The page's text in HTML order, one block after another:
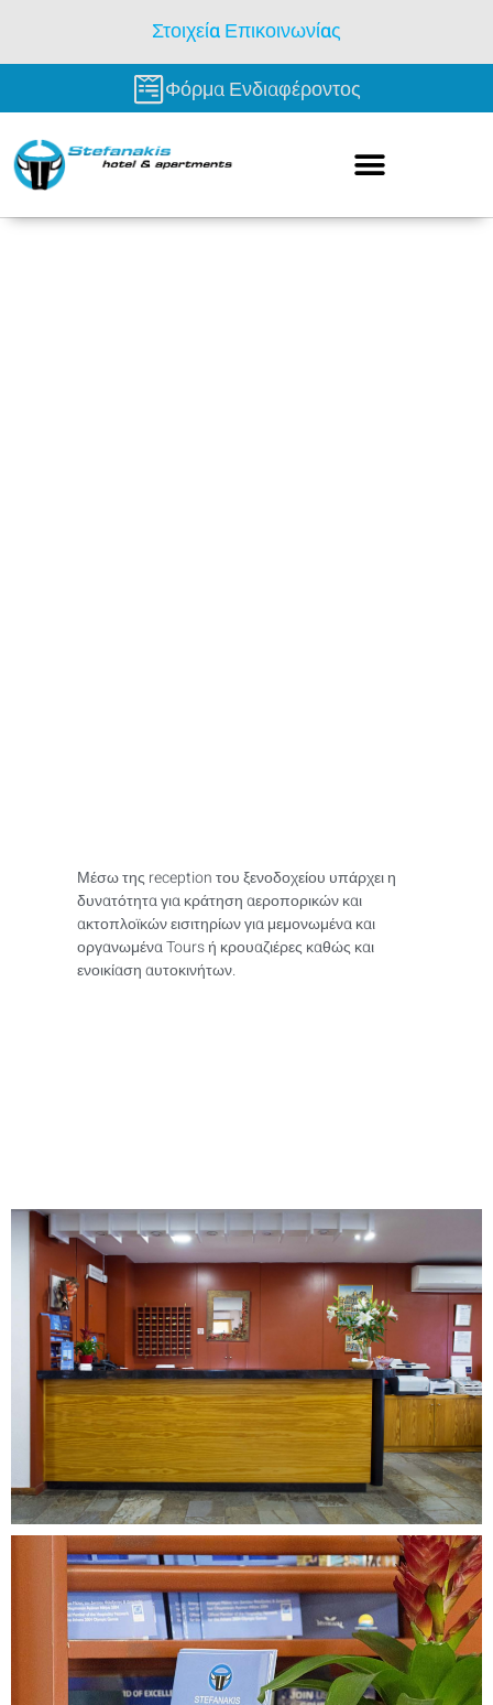
Στοιχεία Επικοινωνίας
Φόρμα Ενδιαφέροντος
Μέσω της reception του ξενοδοχείου υπάρχει η
δυνατότητα για κράτηση αεροπορικών και
ακτοπλοϊκών εισιτηρίων για μεμονωμένα και
οργανωμένα Tours ή κρουαζιέρες καθώς και
ενοικίαση αυτοκινήτων.